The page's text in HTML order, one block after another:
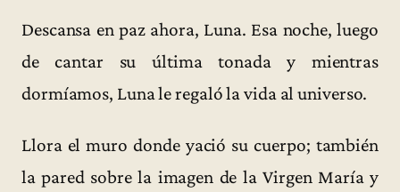
Descansa en paz ahora, Luna. Esa noche, luego
de cantar su última tonada y mientras
dormíamos, Luna le regaló la vida al universo.
Llora el muro donde yació su cuerpo; también
la pared sobre la imagen de la Virgen María y